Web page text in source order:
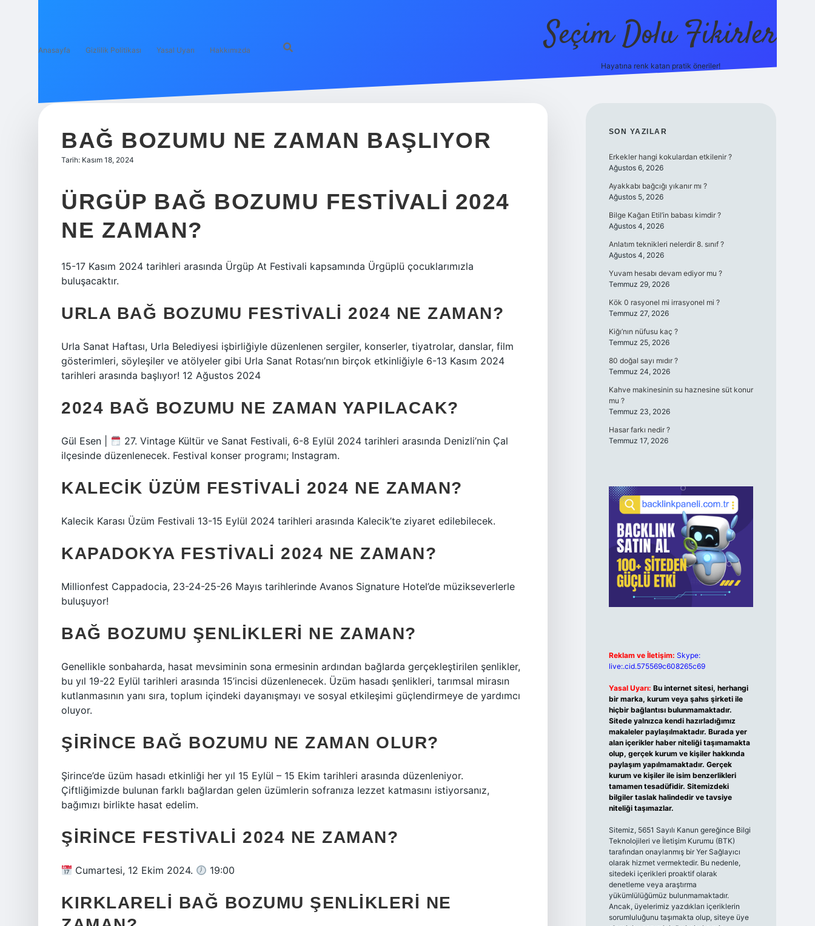
Anasayfa Gizlilik Politikası Yasal Uyarı Hakkımızda Seçim Dolu Fikirler
Hayatına renk katan pratik öneriler!
BAĞ BOZUMU NE ZAMAN BAŞLIYOR
Tarih: Kasım 18, 2024
ÜRGÜP BAĞ BOZUMU FESTIVALI 2024
NE ZAMAN?
15-17 Kasım 2024 tarihleri ​​arasında Ürgüp At Festivali kapsamında Ürgüplü çocuklarımızla
buluşacaktır.
URLA BAĞ BOZUMU FESTIVALI 2024 NE ZAMAN?
Urla Sanat Haftası, Urla Belediyesi işbirliğiyle düzenlenen sergiler, konserler, tiyatrolar, danslar, film
gösterimleri, söyleşiler ve atölyeler gibi Urla Sanat Rotası’nın birçok etkinliğiyle 6-13 Kasım 2024
tarihleri ​​arasında başlıyor! 12 Ağustos 2024
2024 BAĞ BOZUMU NE ZAMAN YAPILACAK?
Gül Esen |
27. Vintage Kültür ve Sanat Festivali, 6-8 Eylül 2024 tarihleri ​​arasında Denizli’nin Çal
ilçesinde düzenlenecek. Festival konser programı; Instagram.
KALECIK ÜZÜM FESTIVALI 2024 NE ZAMAN?
Kalecik Karası Üzüm Festivali 13-15 Eylül 2024 tarihleri ​​arasında Kalecik’te ziyaret edilebilecek.
KAPADOKYA FESTIVALI 2024 NE ZAMAN?
Millionfest Cappadocia, 23-24-25-26 Mayıs tarihlerinde Avanos Signature Hotel’de müzikseverlerle
buluşuyor!
BAĞ BOZUMU ŞENLIKLERI NE ZAMAN?
Genellikle sonbaharda, hasat mevsiminin sona ermesinin ardından bağlarda gerçekleştirilen şenlikler,
bu yıl 19-22 Eylül tarihleri ​​arasında 15’incisi düzenlenecek. Üzüm hasadı şenlikleri, tarımsal mirasın
kutlanmasının yanı sıra, toplum içindeki dayanışmayı ve sosyal etkileşimi güçlendirmeye de yardımcı
oluyor.
ŞIRINCE BAĞ BOZUMU NE ZAMAN OLUR?
Şirince’de üzüm hasadı etkinliği her yıl 15 Eylül – 15 Ekim tarihleri ​​arasında düzenleniyor.
Çiftliğimizde bulunan farklı bağlardan gelen üzümlerin sofranıza lezzet katmasını istiyorsanız,
bağımızı birlikte hasat edelim.
ŞIRINCE FESTIVALI 2024 NE ZAMAN?
Cumartesi, 12 Ekim 2024. 19:00
KIRKLARELI BAĞ BOZUMU ŞENLIKLERI NE
SIDEBAR
SON YAZILAR
Erkekler hangi kokulardan etkilenir ?
Ağustos 6, 2026
Ayakkabı bağcığı yıkanır mı ?
Ağustos 5, 2026
Bilge Kağan Etil’in babası kimdir ?
Ağustos 4, 2026
Anlatım teknikleri nelerdir 8. sınıf ?
Ağustos 4, 2026
Yuvam hesabı devam ediyor mu ?
Temmuz 29, 2026
Kök 0 rasyonel mi irrasyonel mi ?
Temmuz 27, 2026
Kiğı’nın nüfusu kaç ?
Temmuz 25, 2026
80 doğal sayı mıdır ?
Temmuz 24, 2026
Kahve makinesinin su haznesine süt konur
mu ?
Temmuz 23, 2026
Hasar farkı nedir ?
Temmuz 17, 2026
Reklam ve İletişim: Skype:
live:.cid.575569c608265c69
Yasal Uyarı: Bu internet sitesi, herhangi
bir marka, kurum veya şahıs şirketi ile
hiçbir bağlantısı bulunmamaktadır.
Sitede yalnızca kendi hazırladığımız
makaleler paylaşılmaktadır. Burada yer
alan içerikler haber niteliği taşımamakta
olup, gerçek kurum ve kişiler hakkında
paylaşım yapılmamaktadır. Gerçek
kurum ve kişiler ile isim benzerlikleri
tamamen tesadüfidir. Sitemizdeki
bilgiler taslak halindedir ve tavsiye
niteliği taşımazlar.
Sitemiz, 5651 Sayılı Kanun gereğince Bilgi
Teknolojileri ve İletişim Kurumu (BTK)
tarafından onaylanmış bir Yer Sağlayıcı
olarak hizmet vermektedir. Bu nedenle,
sitedeki içerikleri proaktif olarak
denetleme veya araştırma
yükümlülüğümüz bulunmamaktadır.
Ancak, üyelerimiz yazdıkları içeriklerin
sorumluluğunu taşımakta olup, siteye üye